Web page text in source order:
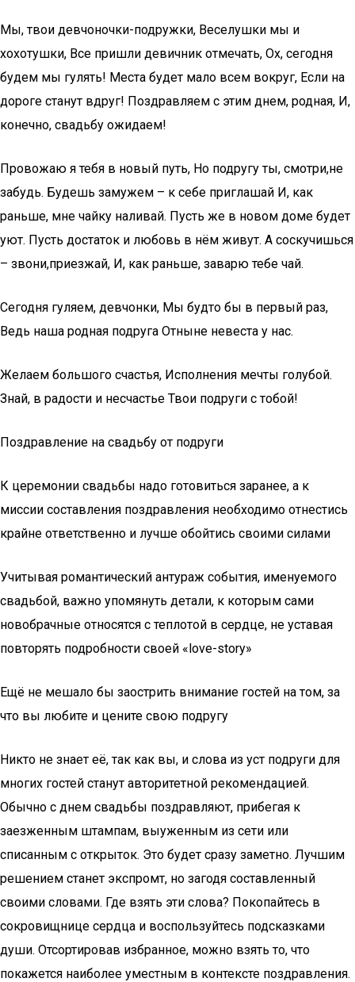
Мы, твои девчоночки-подружки, Веселушки мы и
хохотушки, Все пришли девичник отмечать, Ох, сегодня
будем мы гулять! Места будет мало всем вокруг, Если на
дороге станут вдруг! Поздравляем с этим днем, родная, И,
конечно, свадьбу ожидаем!
Провожаю я тебя в новый путь, Но подругу ты, смотри,не
забудь. Будешь замужем – к себе приглашай И, как
раньше, мне чайку наливай. Пусть же в новом доме будет
уют. Пусть достаток и любовь в нём живут. А соскучишься
– звони,приезжай, И, как раньше, заварю тебе чай.
Сегодня гуляем, девчонки, Мы будто бы в первый раз,
Ведь наша родная подруга Отныне невеста у нас.
Желаем большого счастья, Исполнения мечты голубой.
Знай, в радости и несчастье Твои подруги с тобой!
Поздравление на свадьбу от подруги
К церемонии свадьбы надо готовиться заранее, а к
миссии составления поздравления необходимо отнестись
крайне ответственно и лучше обойтись своими силами
Учитывая романтический антураж события, именуемого
свадьбой, важно упомянуть детали, к которым сами
новобрачные относятся с теплотой в сердце, не уставая
повторять подробности своей «love-story»
Ещё не мешало бы заострить внимание гостей на том, за
что вы любите и цените свою подругу
Никто не знает её, так как вы, и слова из уст подруги для
многих гостей станут авторитетной рекомендацией.
Обычно с днем свадьбы поздравляют, прибегая к
заезженным штампам, выуженным из сети или
списанным с открыток. Это будет сразу заметно. Лучшим
решением станет экспромт, но загодя составленный
своими словами. Где взять эти слова? Покопайтесь в
сокровищнице сердца и воспользуйтесь подсказками
души. Отсортировав избранное, можно взять то, что
покажется наиболее уместным в контексте поздравления.